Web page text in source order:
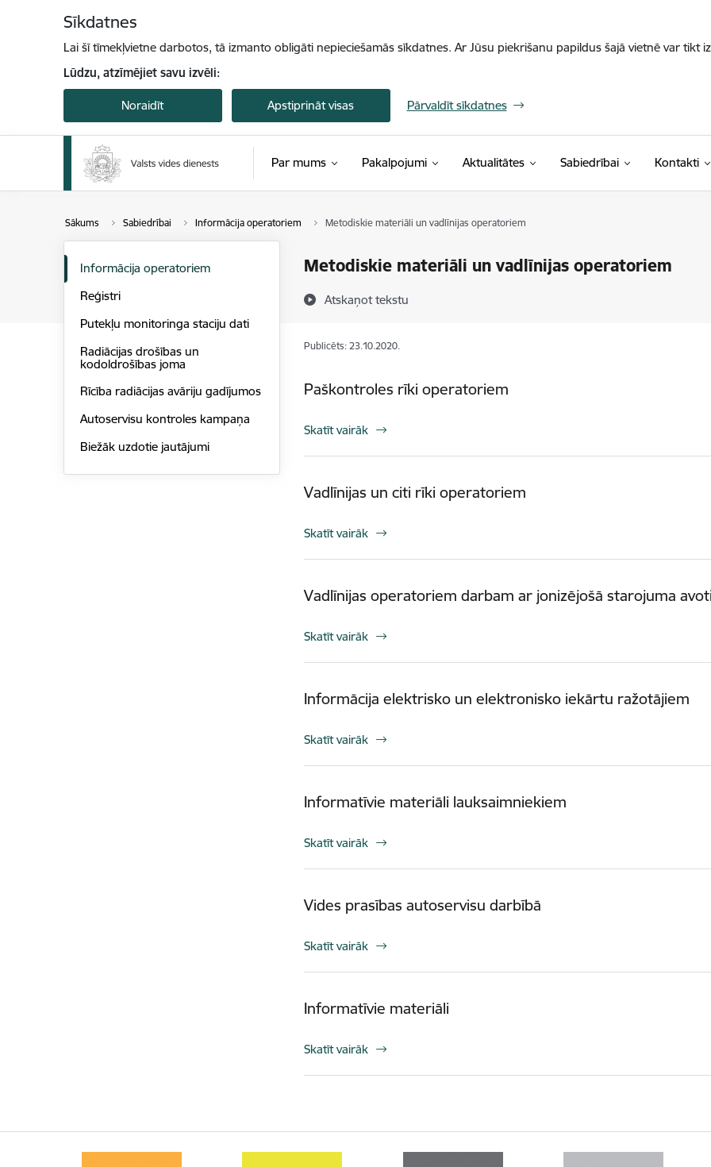
Sīkdatnes
Lai šī tīmekļvietne darbotos, tā izmanto obligāti nepieciešamās sīkdatnes. Ar Jūsu piekrišanu papildus šajā vietnē var tikt
Lūdzu, atzīmējiet savu izvēli:
Noraidīt Apstiprināt visas Pārvaldīt sīkdatnes
Par mums Pakalpojumi Aktualitātes Sabiedrībai Kontakti
Sākums Sabiedrībai Informācija operatoriem Metodiskie materiāli un vadlīnijas operatoriem
Metodiskie materiāli un vadlīnijas operatoriem
Atskaņot tekstu
Informācija operatoriem
Reģistri
Putekļu monitoringa staciju dati
Radiācijas drošības un
kodoldrošības joma
Rīcība radiācijas avāriju gadījumos
Autoservisu kontroles kampaņa
Biežāk uzdotie jautājumi
Publicēts: 23.10.2020.
Paškontroles rīki operatoriem
Skatīt vairāk
Vadlīnijas un citi rīki operatoriem
Skatīt vairāk
Vadlīnijas operatoriem darbam ar jonizējošā starojuma
Skatīt vairāk
Informācija elektrisko un elektronisko iekārtu ražotājiem
Skatīt vairāk
Informatīvie materiāli lauksaimniekiem
Skatīt vairāk
Vides prasības autoservisu darbībā
Skatīt vairāk
Informatīvie materiāli
Skatīt vairāk